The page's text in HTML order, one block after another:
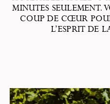
MINUTES SEULEMENT.
COUP DE CŒUR
L’ESPRIT DE